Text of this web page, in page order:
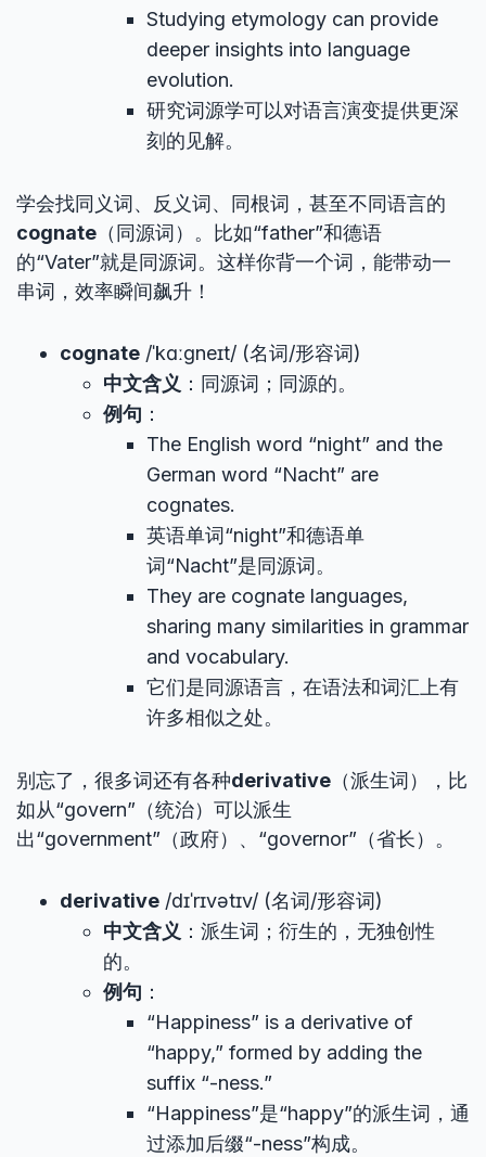
Studying etymology can provide
deeper insights into language
evolution.
研究词源学可以对语言演变提供更深
刻的见解。
学会找同义词、反义词、同根词，甚至不同语言的
cognate （同源词）。比如“father”和德语
的“Vater”就是同源词。这样你背一个词，能带动一
串词，效率瞬间飙升！
cognate /ˈkɑːɡneɪt/ (名词/形容词)
中文含义 ：同源词；同源的。
例句 ：
The English word “night” and the
German word “Nacht” are
cognates.
英语单词“night”和德语单
词“Nacht”是同源词。
They are cognate languages,
sharing many similarities in grammar
and vocabulary.
它们是同源语言，在语法和词汇上有
许多相似之处。
别忘了，很多词还有各种derivative （派生词），比
如从“govern”（统治）可以派生
出“government”（政府）、“governor”（省长）。
derivative /dɪˈrɪvətɪv/ (名词/形容词)
中文含义 ：派生词；衍生的，无独创性
的。
例句 ：
“Happiness” is a derivative of
“happy,” formed by adding the
suffix “-ness.”
“Happiness”是“happy”的派生词，通
过添加后缀“-ness”构成。